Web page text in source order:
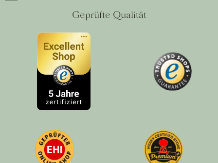
Geprüfte Qualität